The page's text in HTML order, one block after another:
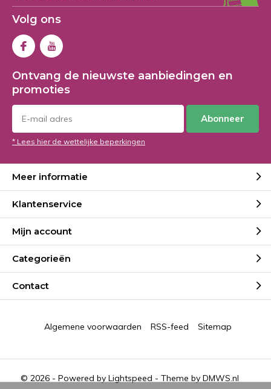
Volg ons
Ontvang de nieuwste aanbiedingen en
promoties
Abonneer
* Lees hier de wettelijke beperkingen
Meer informatie
Klantenservice
Mijn account
Categorieën
Contact
© 2026 - Powered by Lightspeed - Theme by DMWS.nl
Algemene voorwaarden RSS-feed Sitemap